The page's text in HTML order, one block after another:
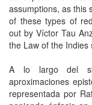
assumptions, as this
of these types of
out by Víctor Tau
the Law of the Indies
A lo largo del
aproximaciones
representada por